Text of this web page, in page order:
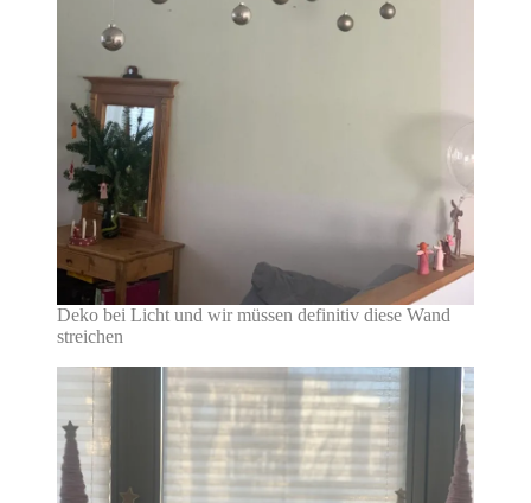
Deko bei Licht und wir müssen definitiv diese Wand
streichen